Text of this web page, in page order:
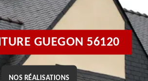
GUEGON 56120
NOS RÉALISATIONS